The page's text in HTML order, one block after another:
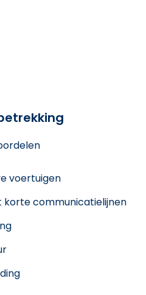
voertuigen
korte communicatielijnen